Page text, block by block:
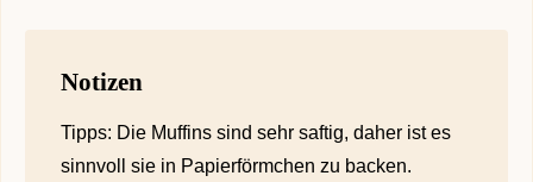
Notizen
Tipps: Die Muffins sind sehr saftig, daher ist es
sinnvoll sie in Papierförmchen zu backen.